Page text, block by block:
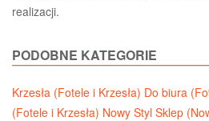
realizacji.
PODOBNE KATEGORIE
Krzesła (Fotele i Krzesła) Do biura
(Fotele i Krzesła) Nowy Styl Sklep